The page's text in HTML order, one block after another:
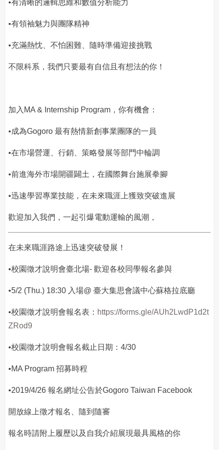
•有清晰的邏輯思維和數值分析能力
•有領袖魅力與團隊精神
•充滿熱忱、不怕困難、隨時準備迎接挑戰
不限科系，我們只要最有自信且有想法的你！
加入MA & Internship Program，你有機會：
•成為Gogoro 最有熱情新創事業團隊的一員
•在市場營運、行銷、策略發展等部門中輪調
•前進海外市場開疆闢土，在國際舞台施展拳腳
•迅速學習專業技能，在未來職涯上獲致突破進展
歡迎加入我們，一起引爆電動運輸的風潮，
在未來職涯路途上迅速突破發展！
•校園徵才說明會臺北場- 歡迎各校同學報名參與
•5/2 (Thu.) 18:30 入場@ 臺大集思會議中心蘇格拉底廳
•校園徵才說明會報名表： https://forms.gle/AUh2LwdP1d2t
ZRod9
•校園徵才說明會報名截止日期：4/30
•MA Program 招募時程
•2019/4/26 報名網址公告於Gogoro Taiwan Facebook
開放線上徵才報名、隨到隨審
報名時請附上履歷以及自我介紹展現最具風格的你